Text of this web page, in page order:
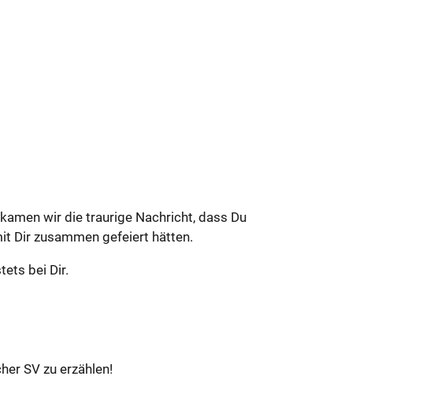
wir die trau­ri­ge Nach­richt, dass Du
Dir zu­sam­men ge­fei­ert hät­ten.
bei Dir.
SV zu er­zäh­len!